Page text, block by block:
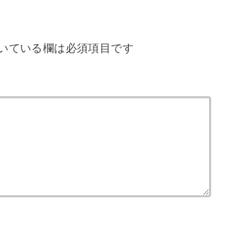
ている欄は必須項目です